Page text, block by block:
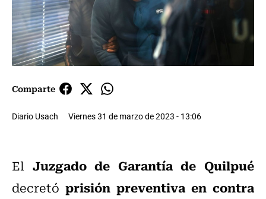
Comparte
Diario Usach Viernes 31 de marzo de 2023 - 13:06
El Juzgado de Garantía de Quilpué
decretó prisión preventiva en contra